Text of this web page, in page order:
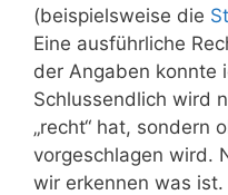
(beispielsweise die
Eine ausführliche
der Angaben konnte
Schlussendlich wird
„recht“ hat, sondern
vorgeschlagen wird.
wir erkennen was